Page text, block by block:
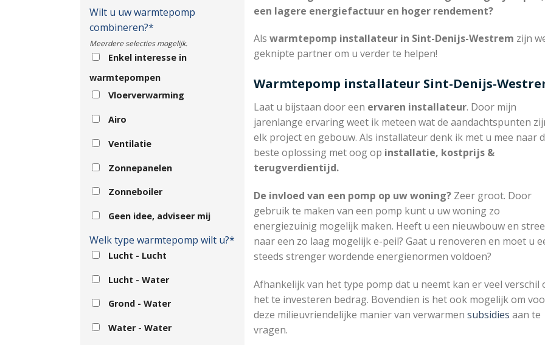
Wilt u uw warmtepomp
combineren?*
Meerdere selecties mogelijk.
Enkel interesse in
warmtepompen
Vloerverwarming
Airo
Ventilatie
Zonnepanelen
Zonneboiler
Geen idee, adviseer mij
Welk type warmtepomp wilt u?*
Lucht - Lucht
Lucht - Water
Grond - Water
Water - Water
een lagere energiefactuur en hoger rendement?
Als warmtepomp installateur in Sint-Denijs-Westrem zijn
geknipte partner om u verder te helpen!
Warmtepomp installateur Sint-Denijs-
Laat u bijstaan door een ervaren installateur. Door mijn
jarenlange ervaring weet ik meteen wat de aandachtspunten
elk project en gebouw. Als installateur denk ik met u mee naar
beste oplossing met oog op installatie, kostprijs &
terugverdientijd.
De invloed van een pomp op uw woning? Zeer groot. Door
gebruik te maken van een pomp kunt u uw woning zo
energiezuinig mogelijk maken. Heeft u een nieuwbouw en
naar een zo laag mogelijk e-peil? Gaat u renoveren en moet u
steeds strenger wordende energienormen voldoen?
Afhankelijk van het type pomp dat u neemt kan er veel verschil
het te investeren bedrag. Bovendien is het ook mogelijk om
deze milieuvriendelijke manier van verwarmen subsidies aan te
vragen.